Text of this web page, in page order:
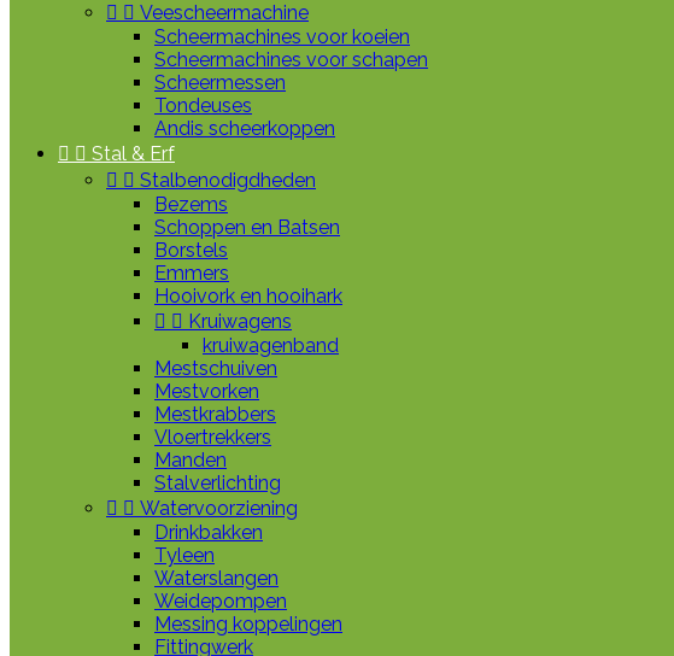
  Veescheermachine
Scheermachines voor koeien
Scheermachines voor schapen
Scheermessen
Tondeuses
Andis scheerkoppen
  Stal & Erf
  Stalbenodigdheden
Bezems
Schoppen en Batsen
Borstels
Emmers
Hooivork en hooihark
  Kruiwagens
kruiwagenband
Mestschuiven
Mestvorken
Mestkrabbers
Vloertrekkers
Manden
Stalverlichting
  Watervoorziening
Drinkbakken
Tyleen
Waterslangen
Weidepompen
Messing koppelingen
Fittingwerk